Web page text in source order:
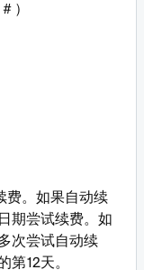
）
费。如果自动续
期尝试续费。如
次尝试自动续
第12天。